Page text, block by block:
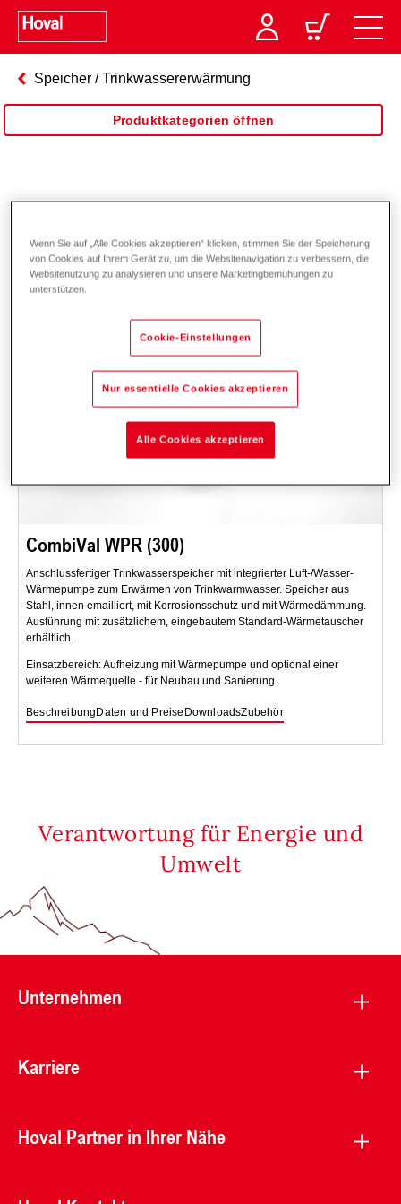
Speicher / Trinkwassererwärmung
Produktkategorien öffnen
Wärmepumpenspeicher
CombiVal WPR (300)
Anschlussfertiger Trinkwasserspeicher mit integrierter Luft-/Wasser-
Wärmepumpe zum Erwärmen von Trinkwarmwasser. Speicher aus
Stahl, innen emailliert, mit Korrosionsschutz und mit Wärmedämmung.
Ausführung mit zusätzlichem, eingebautem Standard-Wärmetauscher
erhältlich.
Einsatzbereich: Aufheizung mit Wärmepumpe und optional einer
weiteren Wärmequelle - für Neubau und Sanierung.
Beschreibung Daten und Preise DownloadsZubehör
Verantwortung für Energie und
Umwelt
Unternehmen
Karriere
Hoval Partner in Ihrer Nähe
Wenn Sie auf „Alle Cookies akzeptieren“ klicken, stimmen Sie der Speicherung
von Cookies auf Ihrem Gerät zu, um die Websitenavigation zu verbessern, die
Websitenutzung zu analysieren und unsere Marketingbemühungen zu
unterstützen.
Cookie-Einstellungen
Nur essentielle Cookies akzeptieren
Alle Cookies akzeptieren